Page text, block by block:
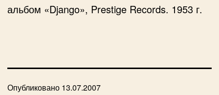
альбом «Django», Prestige Records. 1953 г.
Опубликовано 13.07.2007